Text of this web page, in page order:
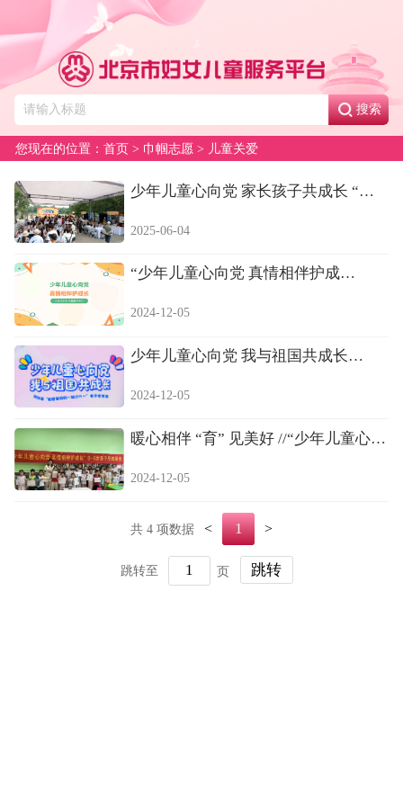
搜索
您现在的位置： 首页> 巾帼志愿> 儿童关爱
少年儿童心向党 家长孩子共成长 “和
2025-06-04
“少年儿童心向党 真情相伴护成
2024-12-05
少年儿童心向党 我与祖国共成长
2024-12-05
暖心相伴 “育” 见美好 //“少年儿童心向
2024-12-05
共 4 项数据 < 1 >
跳转至 页